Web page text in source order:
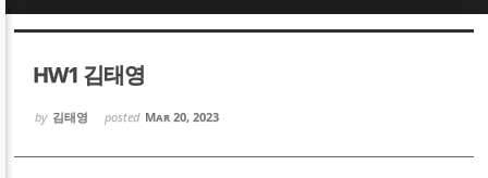
HW1 김태영
by 김태영 posted Mar 20, 2023
Sketchbook5, 스케치북5
Sketchbook5, 스케치북5